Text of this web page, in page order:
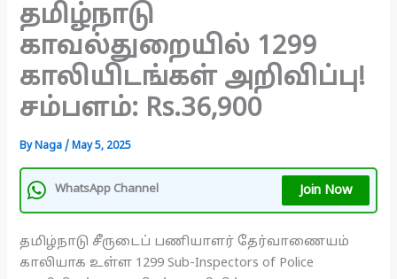
தமிழ்நாடு
காவல்துறையில் 1299
காலியிடங்கள் அறிவிப்பு!
சம்பளம்: Rs.36,900
ByNaga/May 5, 2025
WhatsApp Channel Join Now
தமிழ்நாடு சீருடைப் பணியாளர் தேர்வாணையம்
காலியாக உள்ள 1299 Sub-Inspectors of Police